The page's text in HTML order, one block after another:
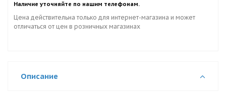
Наличие уточняйте по нашим телефонам.
Цена действительна только для интернет-магазина и может
отличаться от цен в розничных магазинах
Описание